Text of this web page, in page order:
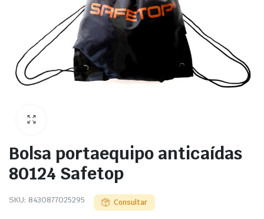
Bolsa portaequipo anticaídas
80124 Safetop
SKU: 8430877025295 Consultar